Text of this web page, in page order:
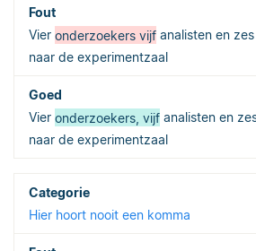
Vier onderzoekers vijf analisten en
naar de experimentzaal
Vier onderzoekers, vijf analisten en
naar de experimentzaal
Hier hoort nooit een komma